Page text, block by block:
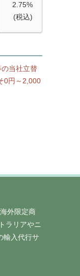
2.75%
(税込)
当社立替
0円～2,000
外限定商
ラリアやニ
輸入代行サ